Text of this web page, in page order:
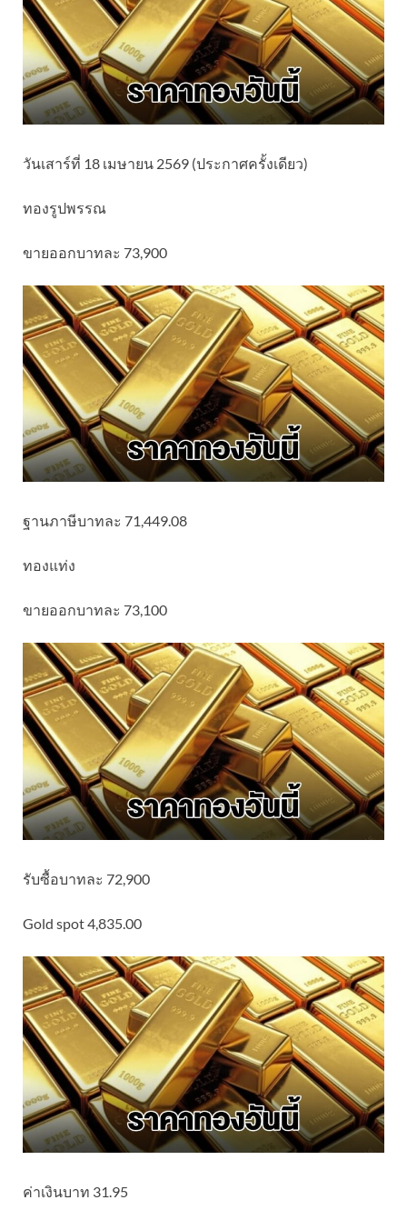
วันเสาร์ที่ 18 เมษายน 2569 (ประกาศครั้งเดียว)
ทองรูปพรรณ
ขายออกบาทละ 73,900
ฐานภาษีบาทละ 71,449.08
ทองแท่ง
ขายออกบาทละ 73,100
รับซื้อบาทละ 72,900
Gold spot 4,835.00
ค่าเงินบาท 31.95